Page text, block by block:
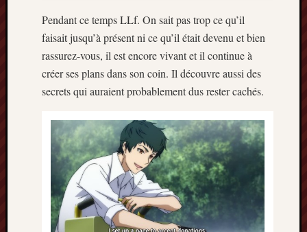
Pendant ce temps LLf. On sait pas trop ce qu’il
faisait jusqu’à présent ni ce qu’il était devenu et bien
rassurez-vous, il est encore vivant et il continue à
créer ses plans dans son coin. Il découvre aussi des
secrets qui auraient probablement dus rester cachés.